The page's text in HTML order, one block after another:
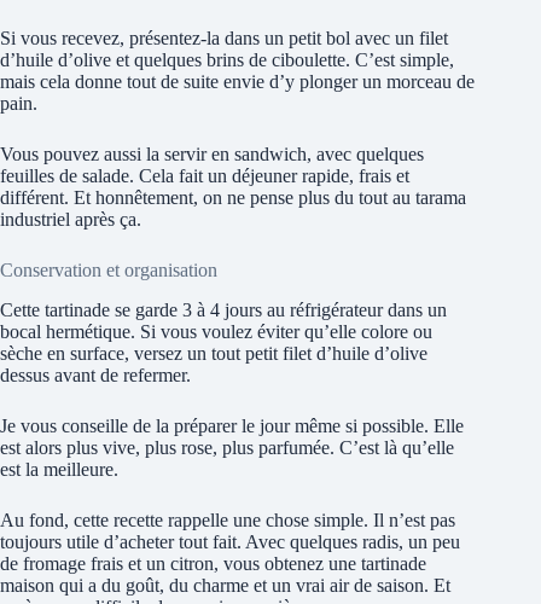
Si vous recevez, présentez-la dans un petit bol avec un filet
d’huile d’olive et quelques brins de ciboulette. C’est simple,
mais cela donne tout de suite envie d’y plonger un morceau de
pain.
Vous pouvez aussi la servir en sandwich, avec quelques
feuilles de salade. Cela fait un déjeuner rapide, frais et
différent. Et honnêtement, on ne pense plus du tout au tarama
industriel après ça.
Conservation et organisation
Cette tartinade se garde 3 à 4 jours au réfrigérateur dans un
bocal hermétique. Si vous voulez éviter qu’elle colore ou
sèche en surface, versez un tout petit filet d’huile d’olive
dessus avant de refermer.
Je vous conseille de la préparer le jour même si possible. Elle
est alors plus vive, plus rose, plus parfumée. C’est là qu’elle
est la meilleure.
Au fond, cette recette rappelle une chose simple. Il n’est pas
toujours utile d’acheter tout fait. Avec quelques radis, un peu
de fromage frais et un citron, vous obtenez une tartinade
maison qui a du goût, du charme et un vrai air de saison. Et